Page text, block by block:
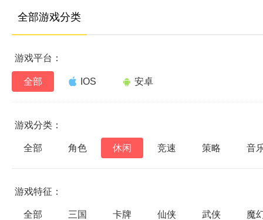
全部游戏分类
游戏平台：
全部 IOS 安卓
游戏分类：
全部 角色 休闲 竞速 策略 音
游戏特征：
全部 三国 卡牌 仙侠 武侠 魔